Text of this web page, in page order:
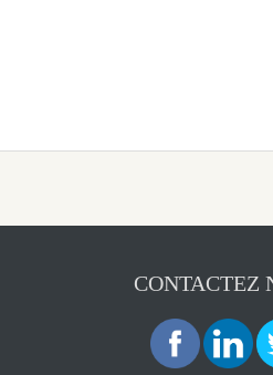
CONTACTEZ